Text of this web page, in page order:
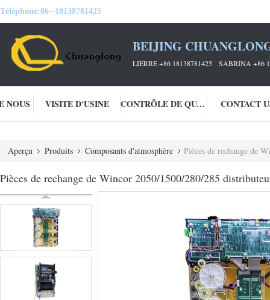
Téléphone:86--18138781425
BEIJING
LIERRE +86 18138781425 SABRINA +86
NOUS VISITE D'USINE CONTRÔLE DE QUALITÉ CONTACT
Aperçu Produits Composants d'atmosphère Pièces de rechange de
Pièces de rechange de Wincor 2050/1500/280/285